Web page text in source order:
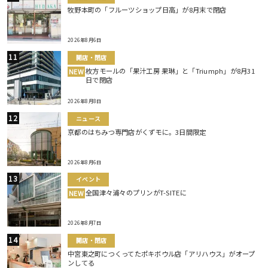
牧野本町の「フルーツショップ日高」が8月末で閉店
2026年8月6日
開店・閉店
NEW 枚方モールの「果汁工房 果琳」と「Triumph」が8月31
日で閉店
2026年8月8日
ニュース
京都のはちみつ専門店がくずモに。3日間限定
2026年8月6日
イベント
NEW 全国津々浦々のプリンがT-SITEに
2026年8月7日
開店・閉店
中宮東之町につくってたポキボウル店「アリハウス」がオープ
ンしてる